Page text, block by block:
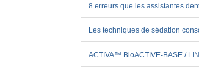
8 erreurs que les assistantes
Les techniques de sédation
ACTIVA™ BioACTIVE-BASE /